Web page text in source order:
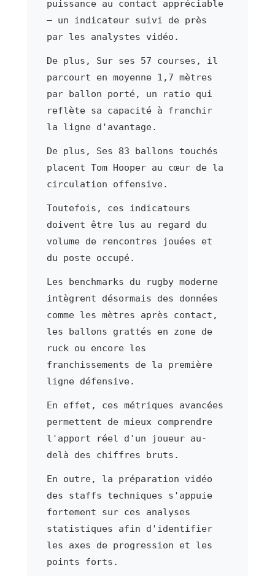
puissance au contact appréciable
— un indicateur suivi de près
par les analystes vidéo.
De plus, Sur ses 57 courses, il
parcourt en moyenne 1,7 mètres
par ballon porté, un ratio qui
reflète sa capacité à franchir
la ligne d'avantage.
De plus, Ses 83 ballons touchés
placent Tom Hooper au cœur de la
circulation offensive.
Toutefois, ces indicateurs
doivent être lus au regard du
volume de rencontres jouées et
du poste occupé.
Les benchmarks du rugby moderne
intègrent désormais des données
comme les mètres après contact,
les ballons grattés en zone de
ruck ou encore les
franchissements de la première
ligne défensive.
En effet, ces métriques avancées
permettent de mieux comprendre
l'apport réel d'un joueur au-
delà des chiffres bruts.
En outre, la préparation vidéo
des staffs techniques s'appuie
fortement sur ces analyses
statistiques afin d'identifier
les axes de progression et les
points forts.